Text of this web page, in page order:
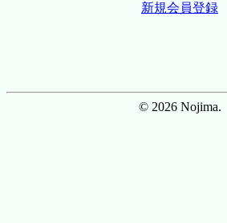
新規会員登録
© 2026 Nojima.